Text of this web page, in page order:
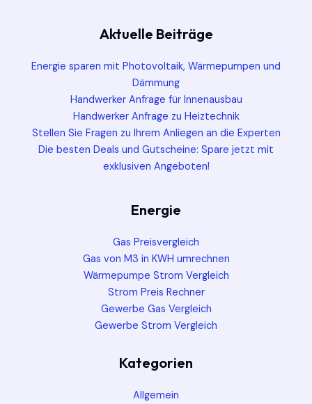
Aktuelle Beiträge
Energie sparen mit Photovoltaik, Wärmepumpen und
Dämmung
Handwerker Anfrage für Innenausbau
Handwerker Anfrage zu Heiztechnik
Stellen Sie Fragen zu Ihrem Anliegen an die Experten
Die besten Deals und Gutscheine: Spare jetzt mit
exklusiven Angeboten!
Energie
Gas Preisvergleich
Gas von M3 in KWH umrechnen
Wärmepumpe Strom Vergleich
Strom Preis Rechner
Gewerbe Gas Vergleich
Gewerbe Strom Vergleich
Kategorien
Allgemein